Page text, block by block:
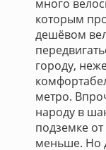
много
которым
дешёвом
городу,
метро.
народу в
подземке от
меньше. Но